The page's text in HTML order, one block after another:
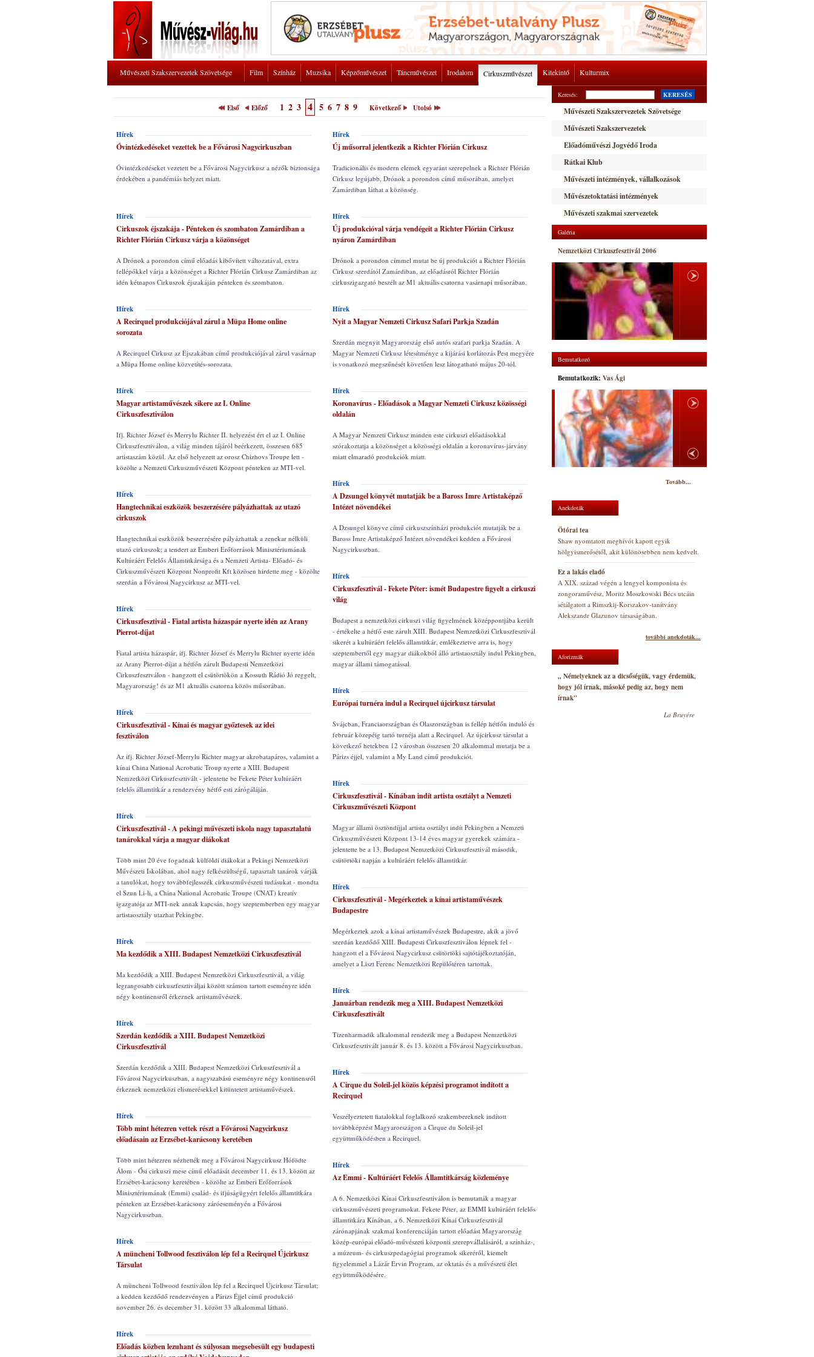
Művészeti Szakszervezetek Szövetsége Film Színház Muzsika Képzőművészet Táncművészet Irodalom Cirkuszművészet Kitekintő Kulturmix
Első Előző 1 2 3 4 5 6 7 8 9 Következő Utolsó
Hírek
Óvintézkedéseket vezettek be a Fővárosi Nagycirkuszban
Óvintézkedéseket vezetett be a Fővárosi Nagycirkusz a nézők biztonsága
érdekében a pandémiás helyzet miatt.
Hírek
Cirkuszok éjszakája - Pénteken és szombaton Zamárdiban a
Richter Flórián Cirkusz várja a közönséget
A Drónok a porondon című előadás kibővített változatával, extra
fellépőkkel várja a közönséget a Richter Flórián Cirkusz Zamárdiban az
idén kétnapos Cirkuszok éjszakáján pénteken és szombaton.
Hírek
A Recirquel produkciójával zárul a Müpa Home online
sorozata
A Recirquel Cirkusz az Éjszakában című produkciójával zárul vasárnap
a Müpa Home online közvetítés-sorozata.
Hírek
Magyar artistaművészek sikere az I. Online
Cirkuszfesztiválon
Ifj. Richter József és Merrylu Richter II. helyezést ért el az I. Online
Cirkuszfesztiválon, a világ minden tájáról beérkezett, összesen 685
artistaszám közül. Az első helyezett az orosz Chizhovs Troupe lett -
közölte a Nemzeti Cirkuszművészeti Központ pénteken az MTI-vel.
Hírek
Hangtechnikai eszközök beszerzésére pályázhattak az utazó
cirkuszok
Hangtechnikai eszközök beszerzésére pályázhattak a zenekar nélküli
utazó cirkuszok; a tendert az Emberi Erőforrások Minisztériumának
Kultúráért Felelős Államtitkársága és a Nemzeti Artista- Előadó- és
Cirkuszművészeti Központ Nonprofit Kft közösen hirdette meg - közölte
szerdán a Fővárosi Nagycirkusz az MTI-vel.
Hírek
Cirkuszfesztivál - Fiatal artista házaspár nyerte idén az Arany
Pierrot-díjat
Fiatal artista házaspár, ifj. Richter József és Merrylu Richter nyerte idén
az Arany Pierrot-díjat a hétfőn zárult Budapesti Nemzetközi
Cirkuszfesztválon - hangzott el csütörtökön a Kossuth Rádió Jó reggelt,
Magyarország! és az M1 aktuális csatorna közös műsorában.
Hírek
Cirkuszfesztivál - Kínai és magyar győztesek az idei
fesztiválon
Az ifj. Richter József-Merrylu Richter magyar akrobatapáros, valamint a
kínai China National Acrobatic Troup nyerte a XIII. Budapest
Nemzetközi Cirkuszfesztivált - jelentette be Fekete Péter kultúráért
felelős államtitkár a rendezvény hétfő esti zárógáláján.
Hírek
Cirkuszfesztivál - A pekingi művészeti iskola nagy tapasztalatú
tanárokkal várja a magyar diákokat
Több mint 20 éve fogadnak külföldi diákokat a Pekingi Nemzetközi
Művészeti Iskolában, ahol nagy felkészültségű, tapasztalt tanárok várják
a tanulókat, hogy továbbfejlesszék cirkuszművészeti tudásukat - mondta
el Szun Li-li, a China National Acrobatic Troupe (CNAT) kreatív
igazgatója az MTI-nek annak kapcsán, hogy szeptemberben egy magyar
artistaosztály utazhat Pekingbe.
Hírek
Ma kezdődik a XIII. Budapest Nemzetközi Cirkuszfesztivál
Ma kezdődik a XIII. Budapest Nemzetközi Cirkuszfesztivál, a világ
legrangosabb cirkuszfesztiváljai között számon tartott eseményre idén
négy kontinensről érkeznek artistaművészek.
Hírek
Szerdán kezdődik a XIII. Budapest Nemzetközi
Cirkuszfesztivál
Szerdán kezdődik a XIII. Budapest Nemzetközi Cirkuszfesztivál a
Fővárosi Nagycirkuszban, a nagyszabású eseményre négy kontinensről
érkeznek nemzetközi elismerésekkel kitüntetett artistaművészek.
Hírek
Több mint hétezren vettek részt a Fővárosi Nagycirkusz
előadásain az Erzsébet-karácsony keretében
Több mint hétezren nézhették meg a Fővárosi Nagycirkusz Hófödte
Álom - Ősi cirkuszi mese című előadását december 11. és 13. között az
Erzsébet-karácsony keretében - közölte az Emberi Erőforrások
Minisztériumának (Emmi) család- és ifjúságügyért felelős államtitkára
pénteken az Erzsébet-karácsony záróeseményén a Fővárosi
Nagycirkuszban.
Hírek
A müncheni Tollwood fesztiválon lép fel a Recirquel Újcirkusz
Társulat
A müncheni Tollwood fesztiválon lép fel a Recirquel Újcirkusz Társulat;
a kedden kezdődő rendezvényen a Párizs Éjjel című produkció
november 26. és december 31. között 33 alkalommal látható.
Hírek
Előadás közben lezuhant és súlyosan megsebesült egy budapesti
Hírek
Új műsorral jelentkezik a Richter Flórián Cirkusz
Tradicionális és modern elemek egyaránt szerepelnek a Richter Flórián
Cirkusz legújabb, Drónok a porondon című műsorában, amelyet
Zamárdiban láthat a közönség.
Hírek
Új produkcióval várja vendégeit a Richter Flórián Cirkusz
nyáron Zamárdiban
Drónok a porondon címmel mutat be új produkciót a Richter Flórián
Cirkusz szerdától Zamárdiban, az előadásról Richter Flórián
cirkuszigazgató beszélt az M1 aktuális csatorna vasárnapi műsorában.
Hírek
Nyit a Magyar Nemzeti Cirkusz Safari Parkja Szadán
Szerdán megnyit Magyarország első autós szafari parkja Szadán. A
Magyar Nemzeti Cirkusz létesítménye a kijárási korlátozás Pest megyére
is vonatkozó megszűnését követően lesz látogatható május 20-tól.
Hírek
Koronavírus - Előadások a Magyar Nemzeti Cirkusz közösségi
oldalán
A Magyar Nemzeti Cirkusz minden este cirkuszi előadásokkal
szórakoztatja a közönséget a közösségi oldalán a koronavírus-járvány
miatt elmaradó produkciók miatt.
Hírek
A Dzsungel könyvét mutatják be a Baross Imre Artistaképző
Intézet növendékei
A Dzsungel könyve című cirkuszszínházi produkciót mutatják be a
Baross Imre Artistaképző Intézet növendékei kedden a Fővárosi
Nagycirkuszban.
Hírek
Cirkuszfesztivál - Fekete Péter: ismét Budapestre figyelt a cirkuszi
világ
Budapest a nemzetközi cirkuszi világ figyelmének középpontjába került
- értékelte a hétfő este zárult XIII. Budapest Nemzetközi Cirkuszfesztivál
sikerét a kultúráért felelős államtitkár, emlékeztetve arra is, hogy
szeptembertől egy magyar diákokból álló artistaosztály indul Pekingben,
magyar állami támogatással.
Hírek
Európai turnéra indul a Recirquel újcirkusz társulat
Svájcban, Franciaországban és Olaszországban is fellép hétfőn induló és
február közepéig tartó turnéja alatt a Recirquel. Az újcirkusz társulat a
következő hetekben 12 városban összesen 20 alkalommal mutatja be a
Párizs éjjel, valamint a My Land című produkciót.
Hírek
Cirkuszfesztivál - Kínában indít artista osztályt a Nemzeti
Cirkuszművészeti Központ
Magyar állami ösztöndíjjal artista osztályt indít Pekingben a Nemzeti
Cirkuszművészeti Központ 13-14 éves magyar gyerekek számára -
jelentette be a 13. Budapest Nemzetközi Cirkuszfesztivál második,
csütörtöki napján a kultúráért felelős államtitkár.
Hírek
Cirkuszfesztivál - Megérkeztek a kínai artistaművészek
Budapestre
Megérkeztek azok a kínai artistaművészek Budapestre, akik a jövő
szerdán kezdődő XIII. Budapesti Cirkuszfesztiválon lépnek fel -
hangzott el a Fővárosi Nagycirkusz csütörtöki sajtótájékoztatóján,
amelyet a Liszt Ferenc Nemzetközi Repülőtéren tartottak.
Hírek
Januárban rendezik meg a XIII. Budapest Nemzetközi
Cirkuszfesztivált
Tizenharmadik alkalommal rendezik meg a Budapest Nemzetközi
Cirkuszfesztivált január 8. és 13. között a Fővárosi Nagycirkuszban.
Hírek
A Cirque du Soleil-jel közös képzési programot indított a
Recirquel
Veszélyeztetett fiatalokkal foglalkozó szakembereknek indított
továbbképzést Magyarországon a Cirque du Soleil-jel
együttműködésben a Recirquel.
Hírek
Az Emmi - Kultúráért Felelős Államtitkárság közleménye
A 6. Nemzetközi Kínai Cirkuszfesztiválon is bemutatták a magyar
cirkuszművészeti programokat. Fekete Péter, az EMMI kultúráért felelős
államtitkára Kínában, a 6. Nemzetközi Kínai Cirkuszfesztivál
zárónapjának szakmai konferenciáján tartott előadást Magyarország
közép-európai előadó-művészeti központi szerepvállalásáról, a színház-,
a múzeum- és cirkuszpedagógiai programok sikeréről, kiemelt
figyelemmel a Lázár Ervin Program, az oktatás és a művészeti élet
együttműködésére.
Keresés: KERESÉS
Művészeti Szakszervezetek Szövetsége
Művészeti Szakszervezetek
Előadóművészi Jogvédő Iroda
Rátkai Klub
Művészeti intézmények, vállalkozások
Művészetoktatási intézmények
Művészeti szakmai szervezetek
Galéria
Nemzetközi Cirkuszfesztivál 2006
Bemutatkozó
Bemutatkozik: Vas Ági
Tovább...
Anekdoták
Ötórai tea
Shaw nyomtatott meghívót kapott egyik
hölgyismerősétől, akit különösebben nem kedvelt.
Ez a lakás eladó
A XIX. század végén a lengyel komponista és
zongoraművész, Moritz Moszkowski Bécs utcáin
sétálgatott a Rimszkij-Korszakov-tanítvány
Alekszandr Glazunov társaságában.
további anekdoták...
Aforizmák
„ Némelyeknek az a dicsőségük, vagy érdemük,
hogy jól írnak, másoké pedig az, hogy nem
írnak"
La Bruyére